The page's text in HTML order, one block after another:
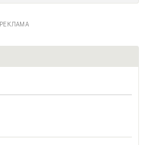
РЕКЛАМА